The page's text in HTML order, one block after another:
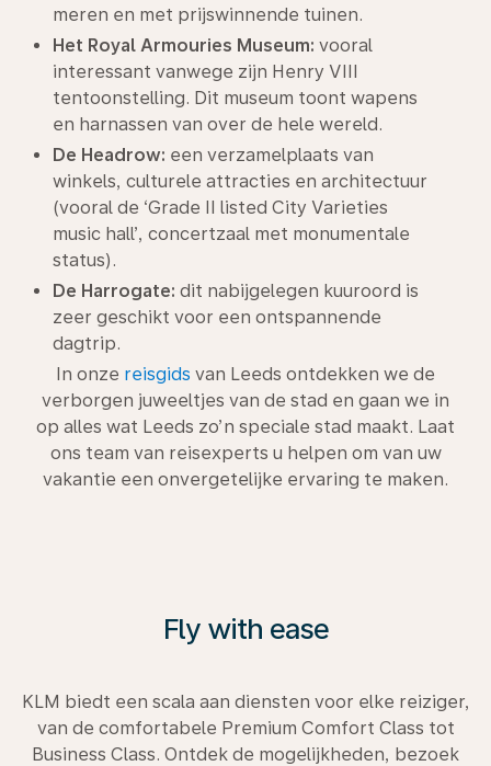
meren en met prijswinnende tuinen.
Het Royal Armouries Museum: vooral
interessant vanwege zijn Henry VIII
tentoonstelling. Dit museum toont wapens
en harnassen van over de hele wereld.
De Headrow: een verzamelplaats van
winkels, culturele attracties en architectuur
(vooral de ‘Grade II listed City Varieties
music hall’, concertzaal met monumentale
status).
De Harrogate: dit nabijgelegen kuuroord is
zeer geschikt voor een ontspannende
dagtrip.
In onze reisgids van Leeds ontdekken we de
verborgen juweeltjes van de stad en gaan we in
op alles wat Leeds zo’n speciale stad maakt. Laat
ons team van reisexperts u helpen om van uw
vakantie een onvergetelijke ervaring te maken.
Fly with ease
KLM biedt een scala aan diensten voor elke reiziger,
van de comfortabele Premium Comfort Class tot
Business Class. Ontdek de mogelijkheden, bezoek